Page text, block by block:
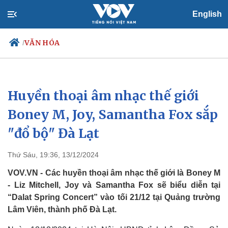
English
/VĂN HÓA
Chính trị
Đảng
Tổ chức nhân sự
Quốc hội
Nhận diện sự thật
Xã hội
Tin 24h
Dự báo thời tiết
Huyền thoại âm nhạc thế giới
Boney M, Joy, Samantha Fox sắp
"đổ bộ" Đà Lạt
Thứ Sáu, 19:36, 13/12/2024
VOV.VN - Các huyền thoại âm nhạc thế giới là Boney M
- Liz Mitchell, Joy và Samantha Fox sẽ biểu diễn tại
“Dalat Spring Concert” vào tối 21/12 tại Quảng trường
Lâm Viên, thành phố Đà Lạt.